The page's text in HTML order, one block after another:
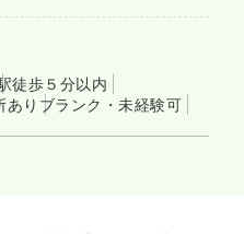
徒歩５分以内
あり ブランク・未経験可